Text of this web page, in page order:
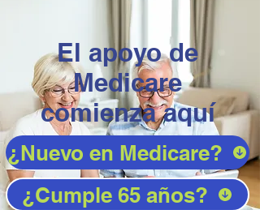
El apoyo de
Medicare
comienza aquí
¿Nuevo en Medicare?
¿Cumple 65 años?